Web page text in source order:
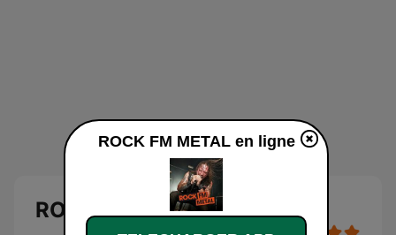
ROCK FM METAL
ROCK FM METAL en ligne